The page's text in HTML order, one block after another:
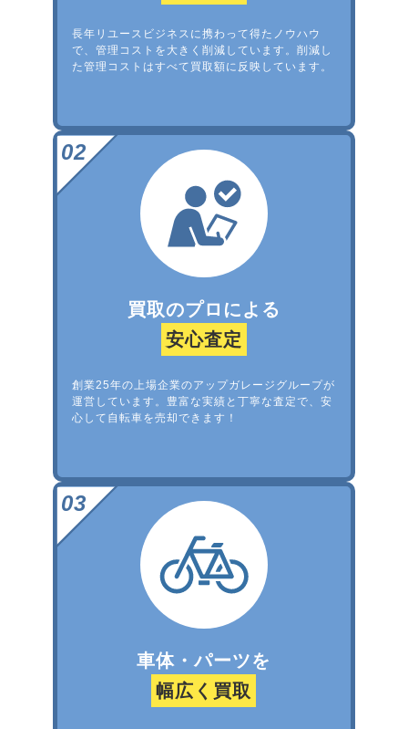
長年リユースビジネスに携わって得たノウハウ
で、管理コストを大きく削減しています。削減し
た管理コストはすべて買取額に反映しています。
買取のプロによる
安心査定
創業25年の上場企業のアップガレージグループが
運営しています。豊富な実績と丁寧な査定で、安
心して自転車を売却できます！
車体・パーツを
幅広く買取